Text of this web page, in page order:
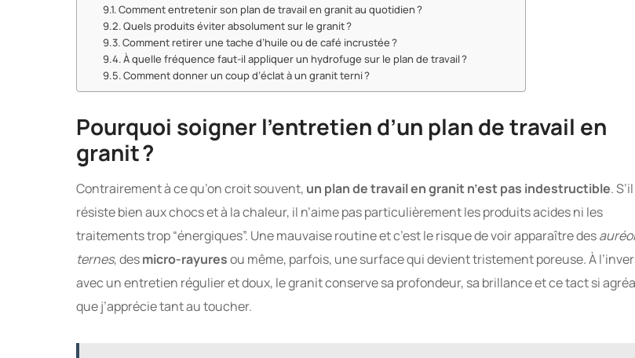
Comment entretenir son plan de travail en granit au quotidien ?
Quels produits éviter absolument sur le granit ?
Comment retirer une tache d’huile ou de café incrustée ?
À quelle fréquence faut-il appliquer un hydrofuge sur le plan de travail ?
Comment donner un coup d’éclat à un granit terni ?
Pourquoi soigner l’entretien d’un plan de travail en
granit ?
Contrairement à ce qu’on croit souvent, un plan de travail en granit n’est pas indestructible. S’il
résiste bien aux chocs et à la chaleur, il n’aime pas particulièrement les produits acides ni les
traitements trop “énergiques”. Une mauvaise routine et c’est le risque de voir apparaître des
ternes, desmicro-rayuresou même, parfois, une surface qui devient tristement poreuse. À
avec un entretien régulier et doux, le granit conserve sa profondeur, sa brillance et ce tact si
que j’apprécie tant au toucher.